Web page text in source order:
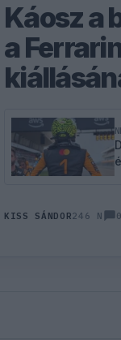
Káosz a
a
KISS SÁNDOR246 N 0